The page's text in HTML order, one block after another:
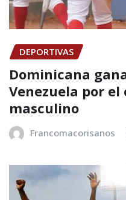
DEPORTIVAS
Dominicana
Venezuela por
masculino
Francomacorisanos